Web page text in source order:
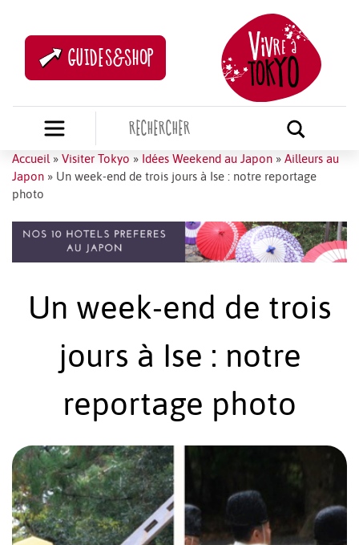
GUIDES&SHOP
Accueil » Visiter Tokyo » Idées Weekend au Japon » Ailleurs au
Japon » Un week-end de trois jours à Ise : notre reportage
photo
Un week-end de trois
jours à Ise : notre
reportage photo